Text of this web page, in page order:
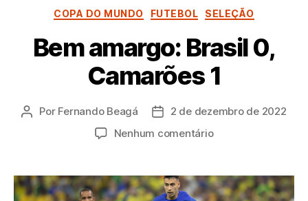
Categorias
COPA DO MUNDO FUTEBOL SELEÇÃO
Bem amargo: Brasil 0,
Camarões 1
Autor
Por Fernando Beagá
Data2 de dezembro de 2022
Nenhum comentárioem
Brasil
0,